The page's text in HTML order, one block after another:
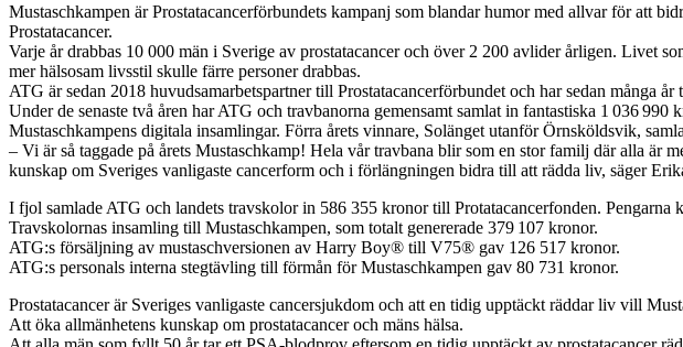
Mustaschkampen är Prostatacancerförbundets kampanj som blandar humor med allvar för att
Prostatacancer.
Varje år drabbas 10 000 män i Sverige av prostatacancer och över 2 200 avlider årligen. Livet
mer hälsosam livsstil skulle färre personer drabbas.
ATG är sedan 2018 huvudsamarbetspartner till Prostatacancerförbundet och har sedan många
Under de senaste två åren har ATG och travbanorna gemensamt samlat in fantastiska 1 036
Mustaschkampens digitala insamlingar. Förra årets vinnare, Solänget utanför Örnsköldsvik,
– Vi är så taggade på årets Mustaschkamp! Hela vår travbana blir som en stor familj där alla är
kunskap om Sveriges vanligaste cancerform och i förlängningen bidra till att rädda liv, säger
I fjol samlade ATG och landets travskolor in 586 355 kronor till Protatacancerfonden.
Travskolornas insamling till Mustaschkampen, som totalt genererade 379 107 kronor.
ATG:s försäljning av mustaschversionen av Harry Boy® till V75® gav 126 517 kronor.
ATG:s personals interna stegtävling till förmån för Mustaschkampen gav 80 731 kronor.
Prostatacancer är Sveriges vanligaste cancersjukdom och att en tidig upptäckt räddar liv vill
Att öka allmänhetens kunskap om prostatacancer och mäns hälsa.